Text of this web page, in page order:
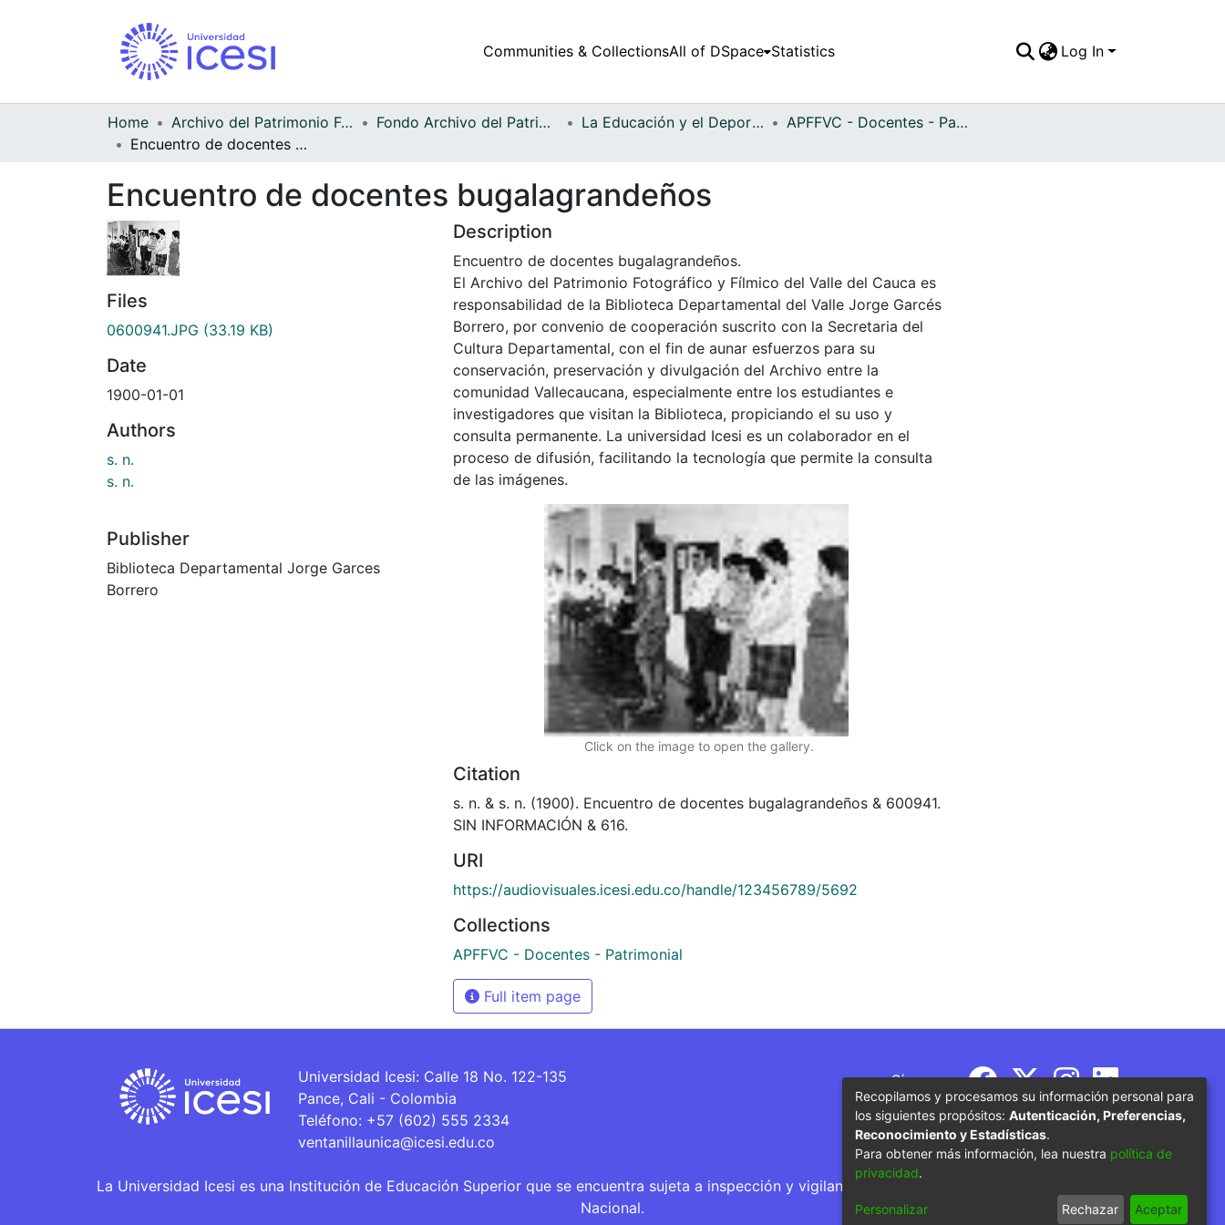
Communities & CollectionsAll of DSpace Statistics Log In
Home Archivo del Patrimonio Fotográfico y Fílmico del Valle del Cauca Fondo Archivo del Patrimonio Fotográfico y Fílmico del Valle del Cauca La Educación y el Deporte
APFFVC - Docentes - Patrimonial
Encuentro de docentes bugalagrandeños
Encuentro de docentes bugalagrandeños
Files
0600941.JPG (33.19 KB)
Date
1900-01-01
Authors
s. n.
s. n.
Publisher
Biblioteca Departamental Jorge Garces
Borrero
Description
Encuentro de docentes bugalagrandeños.
El Archivo del Patrimonio Fotográfico y Fílmico del Valle del Cauca es
responsabilidad de la Biblioteca Departamental del Valle Jorge Garcés
Borrero, por convenio de cooperación suscrito con la Secretaria del
Cultura Departamental, con el fin de aunar esfuerzos para su
conservación, preservación y divulgación del Archivo entre la
comunidad Vallecaucana, especialmente entre los estudiantes e
investigadores que visitan la Biblioteca, propiciando el su uso y
consulta permanente. La universidad Icesi es un colaborador en el
proceso de difusión, facilitando la tecnología que permite la consulta
de las imágenes.
Click on the image to open the gallery.
Citation
s. n. & s. n. (1900). Encuentro de docentes bugalagrandeños & 600941.
SIN INFORMACIÓN & 616.
URI
https://audiovisuales.icesi.edu.co/handle/123456789/5692
Collections
APFFVC - Docentes - Patrimonial
Full item page
Universidad Icesi: Calle 18 No. 122-135
Pance, Cali - Colombia
Teléfono: +57 (602) 555 2334
ventanillaunica@icesi.edu.co
Síguenos
La Universidad Icesi es una Institución de Educación Superior que se encuentra sujeta a inspección y vigilancia por parte del Ministerio de Educación
Nacional.
Recopilamos y procesamos su información personal para
los siguientes propósitos: Autenticación, Preferencias,
Reconocimiento y Estadísticas.
Para obtener más información, lea nuestra política de
privacidad.
Personalizar Rechazar Aceptar